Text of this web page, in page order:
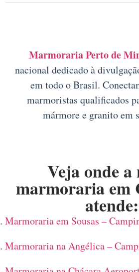
Marmoraria Perto de
nacional dedicado à
em todo o Brasil.
marmoristas qualificados
mármore e granito em
Veja onde a
marmoraria em
atende:
Marmoraria em Sousas –
Marmoraria na Angélica –